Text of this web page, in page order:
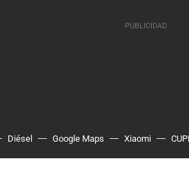
Diésel Google Maps Xiaomi